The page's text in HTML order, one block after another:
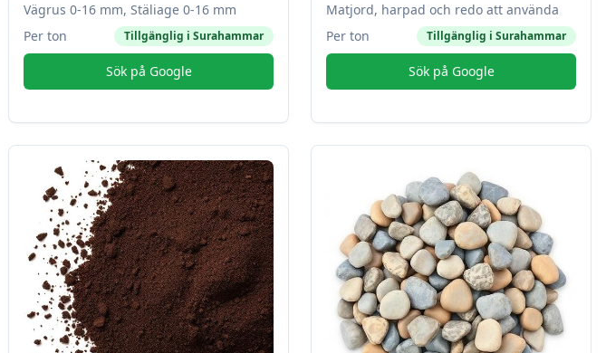
Vägrus 0-16 mm, Stäliage 0-16 mm
Per ton
Tillgänglig i Surahammar
Sök på Google
Matjord, harpad och redo att använda
Per ton
Tillgänglig i Surahammar
Sök på Google